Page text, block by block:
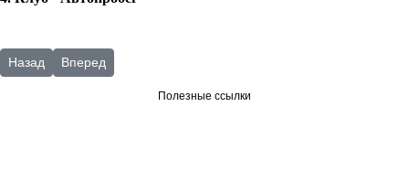
Предыдущий: В помощь библиотекарю
Назад Следующий: Центры отдела обслуживания
Вперед
Полезные ссылки